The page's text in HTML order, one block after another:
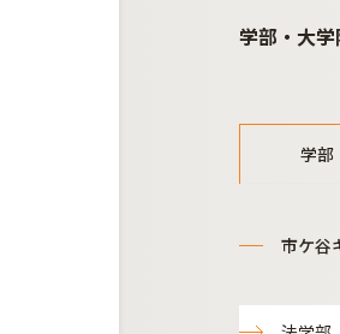
学部・大
学部
市ケ谷